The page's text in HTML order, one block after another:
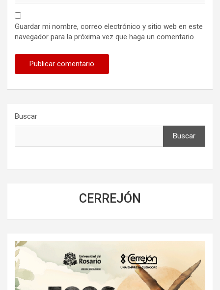
Guardar mi nombre, correo electrónico y sitio web en este
navegador para la próxima vez que haga un comentario.
Buscar
Buscar
CERREJÓN